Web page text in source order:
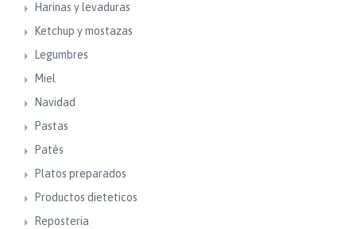
Harinas y levaduras
Ketchup y mostazas
Legumbres
Miel
Navidad
Pastas
Patés
Platos preparados
Productos dieteticos
Reposteria